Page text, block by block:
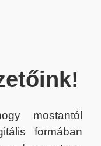
mostantól
formában